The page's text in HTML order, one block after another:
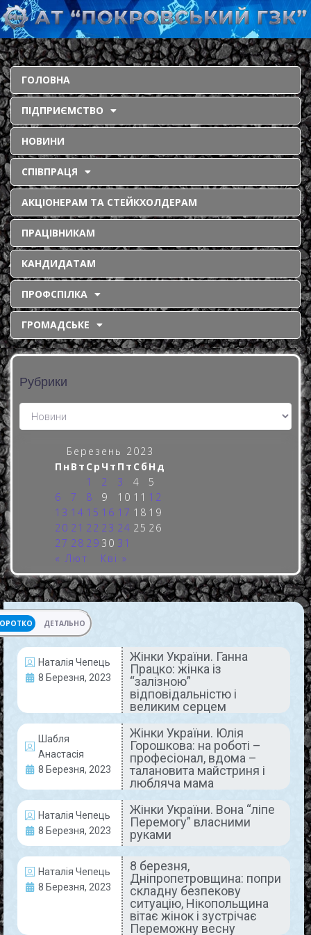
ГОЛОВНА
ПІДПРИЄМСТВО
НОВИНИ
СПІВПРАЦЯ
АКЦІОНЕРАМ ТА СТЕЙКХОЛДЕРАМ
ПРАЦІВНИКАМ
КАНДИДАТАМ
ПРОФСПІЛКА
ГРОМАДСЬКЕ
Рубрики
Березень 2023
Пн Вт Ср Чт Пт Сб Нд
1
2 3 4
5
6
7 8 9 10 11 12
13 14 15 16 17 18 19
20 21 22 23 24 25 26
27 28 29 30 31
« Лют
Кві »
ДЕТАЛЬНО
Наталія Чепець
8 Березня, 2023
Жінки України. Ганна
Працко: жінка із
“залізною”
відповідальністю і
великим серцем
Шабля
Анастасія
8 Березня, 2023
Жінки України. Юлія
Горошкова: на роботі –
професіонал, вдома –
талановита майстриня і
любляча мама
Наталія Чепець
8 Березня, 2023
Жінки України. Вона “ліпе
Перемогу” власними
руками
Наталія Чепець
8 Березня, 2023
8 березня,
Дніпропетровщина: попри
складну безпекову
ситуацію, Нікопольщина
вітає жінок і зустрічає
Переможну весну
НАШІ ЛЮДИ
Жінки України. Ганна Працко:
жінка із “залізною”
відповідальністю і великим
серцем
Її трудовий стаж на комбінаті вже понад 20 років!
2001-го року, Галина Василівна прийшла
працювати на підприємство касиром у Цех